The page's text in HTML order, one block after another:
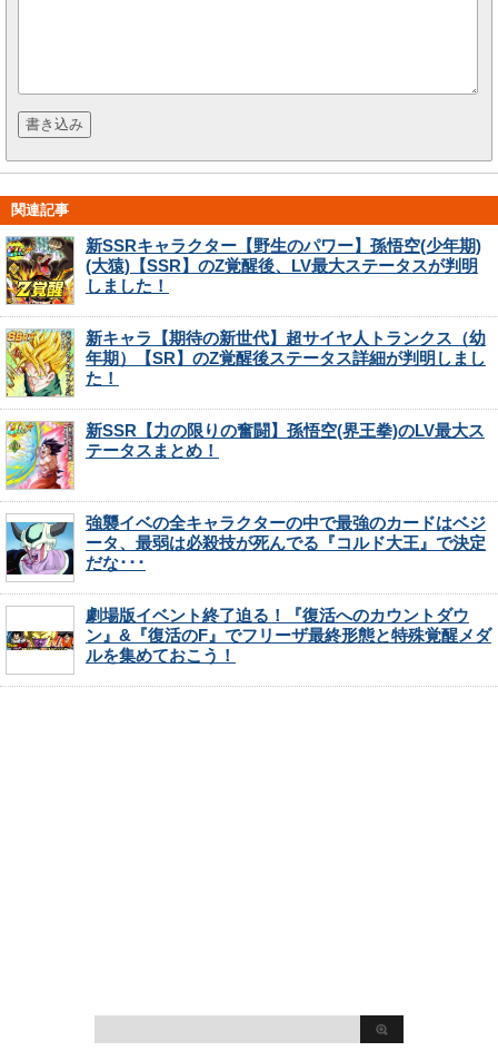
関連記事
新SSRキャラクター【野生のパワー】孫悟空(少年期)
(大猿)【SSR】のZ覚醒後、LV最大ステータスが判明
しました！
新キャラ【期待の新世代】超サイヤ人トランクス（幼
年期）【SR】のZ覚醒後ステータス詳細が判明しまし
た！
新SSR【力の限りの奮闘】孫悟空(界王拳)のLV最大ス
テータスまとめ！
強襲イベの全キャラクターの中で最強のカードはベジ
ータ、最弱は必殺技が死んでる『コルド大王』で決定
だな･･･
劇場版イベント終了迫る！『復活へのカウントダウ
ン』&『復活のF』でフリーザ最終形態と特殊覚醒メダ
ルを集めておこう！